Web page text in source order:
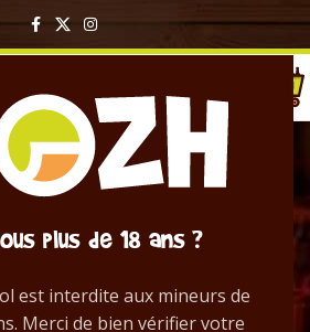
plus de 18 ans ?
est interdite aux mineurs de
Merci de bien vérifier votre
de